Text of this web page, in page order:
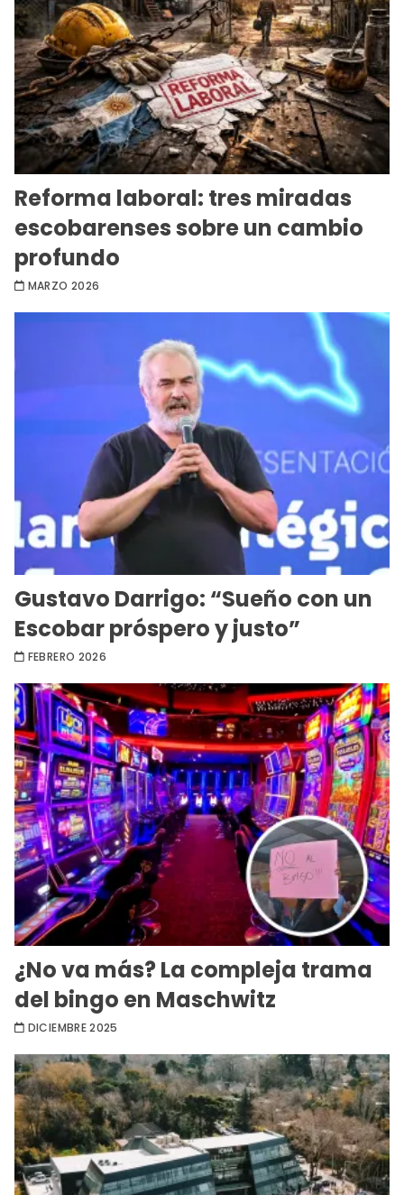
Reforma laboral: tres miradas
escobarenses sobre un cambio
profundo
MARZO 2026
Gustavo Darrigo: “Sueño con un
Escobar próspero y justo”
FEBRERO 2026
¿No va más? La compleja trama
del bingo en Maschwitz
DICIEMBRE 2025